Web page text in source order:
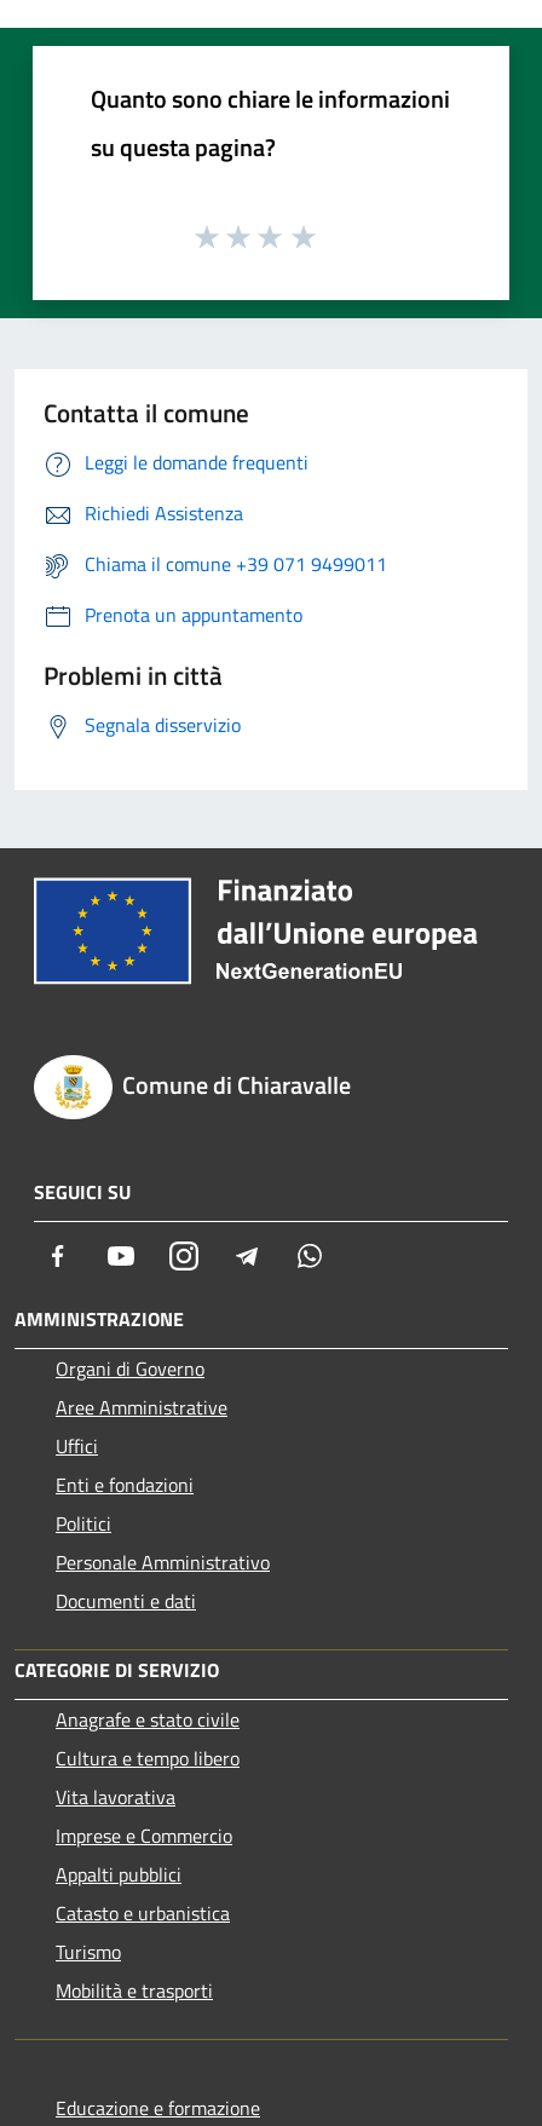
Quanto sono chiare le informazioni
su questa pagina?
Contatta il comune
Leggi le domande frequenti
Richiedi Assistenza
Chiama il comune +39 071 9499011
Prenota un appuntamento
Problemi in città
Segnala disservizio
Comune di Chiaravalle
SEGUICI SU
Facebook YoutubeInstagram Telegram
AMMINISTRAZIONE
Organi di Governo
Aree Amministrative
Uffici
Enti e fondazioni
Politici
Personale Amministrativo
Documenti e dati
CATEGORIE DI SERVIZIO
Anagrafe e stato civile
Cultura e tempo libero
Vita lavorativa
Imprese e Commercio
Appalti pubblici
Catasto e urbanistica
Turismo
Mobilità e trasporti
Educazione e formazione